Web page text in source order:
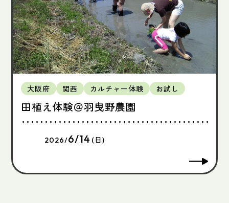
大阪府 関西 カルチャー体験 お試し
田植え体験＠羽曳野農園
2026/6/14 (日)